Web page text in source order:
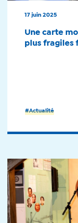
#Actualité
17 juin 2025
Une carte
plus fragiles